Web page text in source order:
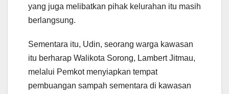
yang juga melibatkan pihak kelurahan itu masih
berlangsung.
Sementara itu, Udin, seorang warga kawasan
itu berharap Walikota Sorong, Lambert Jitmau,
melalui Pemkot menyiapkan tempat
pembuangan sampah sementara di kawasan